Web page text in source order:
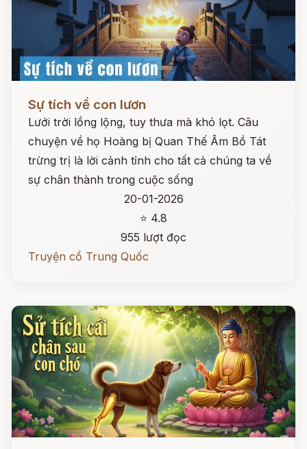
Sự tích về con lươn
Lưới trời lồng lộng, tuy thưa mà khó lọt. Câu
chuyện về họ Hoàng bị Quan Thế Âm Bồ Tát
trừng trị là lời cảnh tỉnh cho tất cả chúng ta về
sự chân thành trong cuộc sống
20-01-2026
⭐ 4.8
955 lượt đọc
Truyện cổ Trung Quốc